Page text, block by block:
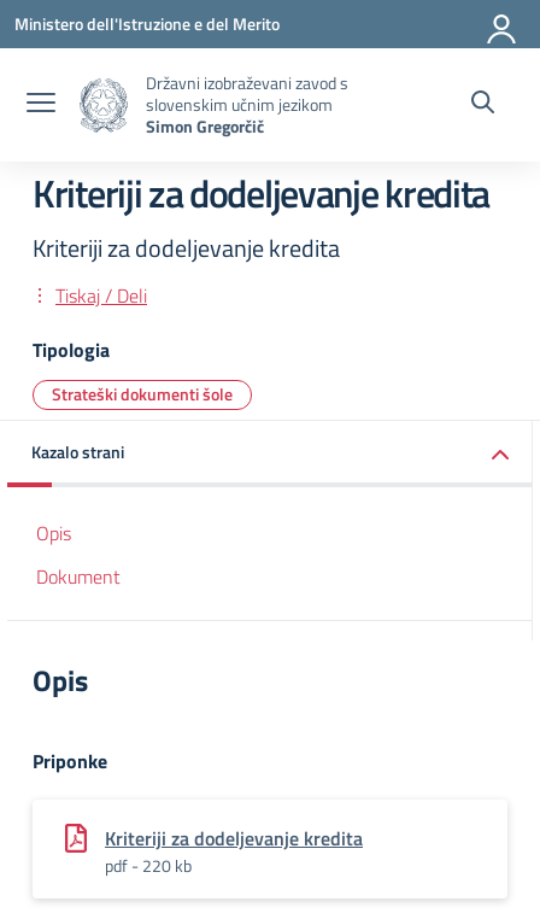
Pojdi na vsebino
Pojdite v meni
Pojdi na nogo
Ministero dell'Istruzione e del Merito
Državni izobraževani zavod s
slovenskim učnim jezikom
Simon Gregorčič
Kriteriji za dodeljevanje kredita
Kriteriji za dodeljevanje kredita
Tiskaj / Deli
Tipologia
Strateški dokumenti šole
Kazalo strani
Opis
Dokument
Opis
Priponke
Kriteriji za dodeljevanje kredita
pdf - 220 kb